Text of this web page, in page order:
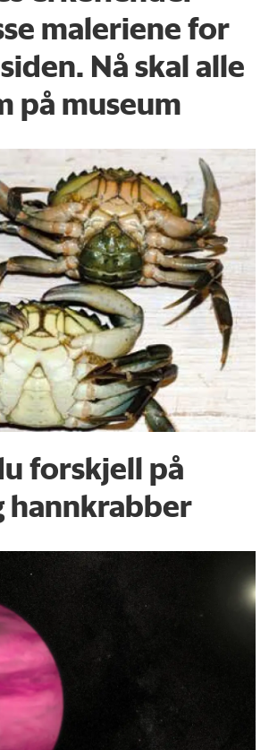
maleriene for
Nå skal alle
på museum
forskjell på
hannkrabber